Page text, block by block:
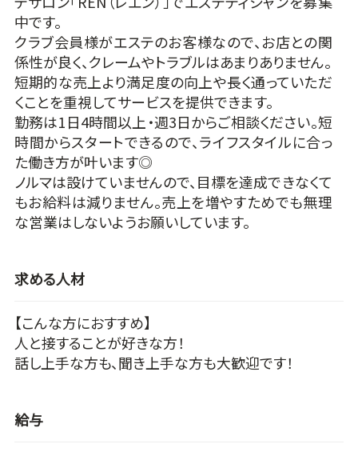
中です。
クラブ会員様がエステのお客様なので、お店との関
係性が良く、クレームやトラブルはあまりありません。
短期的な売上より満足度の向上や長く通っていただ
くことを重視してサービスを提供できます。
勤務は1日4時間以上・週3日からご相談ください。短
時間からスタートできるので、ライフスタイルに合っ
た働き方が叶います◎
ノルマは設けていませんので、目標を達成できなくて
もお給料は減りません。売上を増やすためでも無理
な営業はしないようお願いしています。
求める人材
【こんな方におすすめ】
人と接することが好きな方！
話し上手な方も、聞き上手な方も大歓迎です！
給与